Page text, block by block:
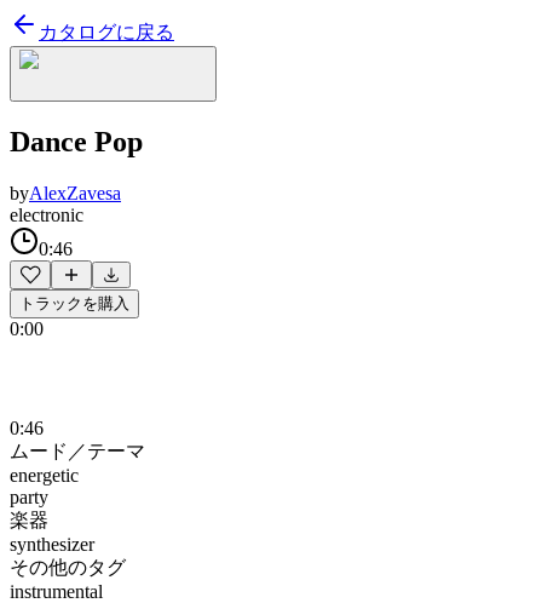
カタログに戻る
Dance Pop
byAlexZavesa
electronic
0:46
トラックを購入
0:00
0:46
ムード／テーマ
energetic
party
楽器
synthesizer
その他のタグ
instrumental